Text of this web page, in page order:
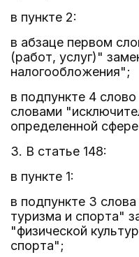
в пункте 2:
в абзаце первом
(работ, услуг)"
налогообложения";
в подпункте 4
словами
определенной
3. В статье 148:
в пункте 1:
в подпункте 3
туризма и спорта"
"физической
спорта";